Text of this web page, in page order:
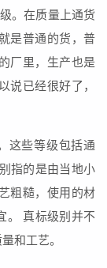
。在质量上通货
是普通的货，普
厂里，生产也是
说已经很好了，
这些等级包括通
指的是由当地小
粗糙，使用的材
。 真标级别并不
和工艺。